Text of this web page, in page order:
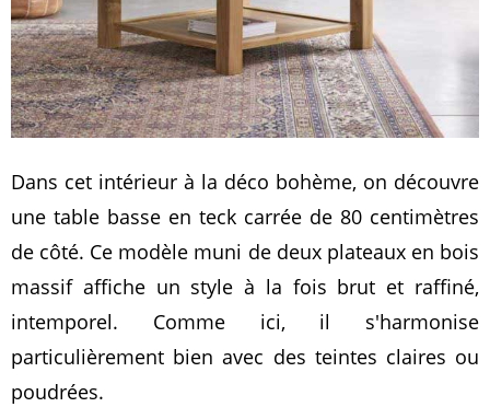
Dans cet intérieur à la déco bohème, on découvre
une table basse en teck carrée de 80 centimètres
de côté. Ce modèle muni de deux plateaux en bois
massif affiche un style à la fois brut et raffiné,
intemporel. Comme ici, il s'harmonise
particulièrement bien avec des teintes claires ou
poudrées.